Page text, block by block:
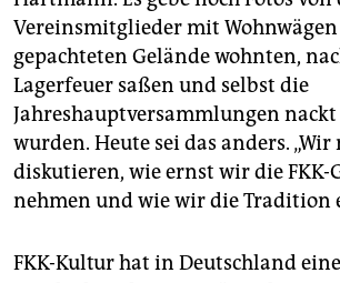
Vereinsmitglieder mit
gepachteten Gelände wohnten,
Lagerfeuer saßen und selbst die
Jahreshauptversammlungen
wurden. Heute sei das anders. „Wir
diskutieren, wie ernst wir die FKK-
nehmen und wie wir die Tradition
FKK-Kultur hat in Deutschland